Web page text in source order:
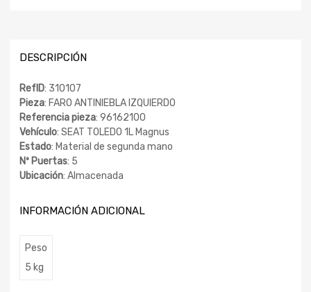
DESCRIPCIÓN
RefID: 310107
Pieza: FARO ANTINIEBLA IZQUIERDO
Referencia pieza: 96162100
Vehículo: SEAT TOLEDO 1L Magnus
Estado: Material de segunda mano
Nº Puertas: 5
Ubicación: Almacenada
INFORMACIÓN ADICIONAL
Peso
5 kg